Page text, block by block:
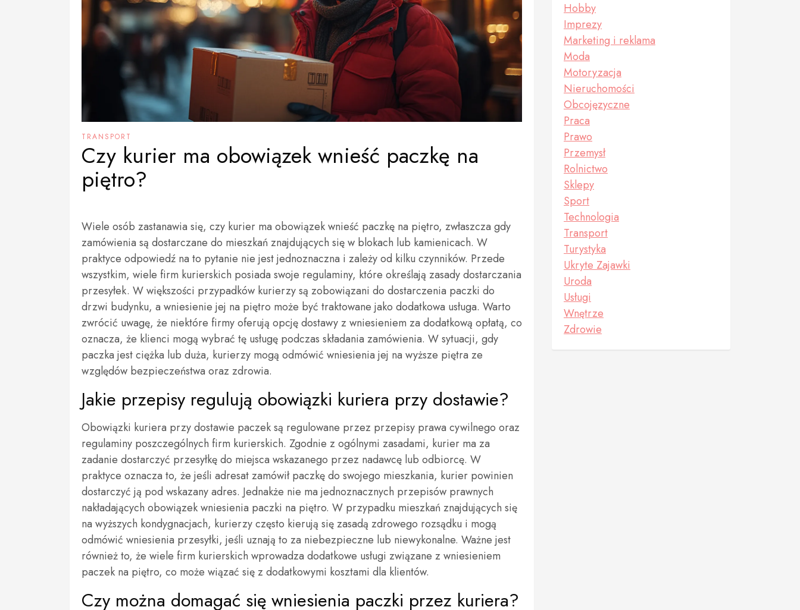
TRANSPORT
Czy kurier ma obowiązek wnieść paczkę na
piętro?
Wiele osób zastanawia się, czy kurier ma obowiązek wnieść paczkę na piętro, zwłaszcza gdy
zamówienia są dostarczane do mieszkań znajdujących się w blokach lub kamienicach. W
praktyce odpowiedź na to pytanie nie jest jednoznaczna i zależy od kilku czynników. Przede
wszystkim, wiele firm kurierskich posiada swoje regulaminy, które określają zasady dostarczania
przesyłek. W większości przypadków kurierzy są zobowiązani do dostarczenia paczki do
drzwi budynku, a wniesienie jej na piętro może być traktowane jako dodatkowa usługa. Warto
zwrócić uwagę, że niektóre firmy oferują opcję dostawy z wniesieniem za dodatkową opłatą, co
oznacza, że klienci mogą wybrać tę usługę podczas składania zamówienia. W sytuacji, gdy
paczka jest ciężka lub duża, kurierzy mogą odmówić wniesienia jej na wyższe piętra ze
względów bezpieczeństwa oraz zdrowia.
Jakie przepisy regulują obowiązki kuriera przy dostawie?
Obowiązki kuriera przy dostawie paczek są regulowane przez przepisy prawa cywilnego oraz
regulaminy poszczególnych firm kurierskich. Zgodnie z ogólnymi zasadami, kurier ma za
zadanie dostarczyć przesyłkę do miejsca wskazanego przez nadawcę lub odbiorcę. W
praktyce oznacza to, że jeśli adresat zamówił paczkę do swojego mieszkania, kurier powinien
dostarczyć ją pod wskazany adres. Jednakże nie ma jednoznacznych przepisów prawnych
nakładających obowiązek wniesienia paczki na piętro. W przypadku mieszkań znajdujących się
na wyższych kondygnacjach, kurierzy często kierują się zasadą zdrowego rozsądku i mogą
odmówić wniesienia przesyłki, jeśli uznają to za niebezpieczne lub niewykonalne. Ważne jest
również to, że wiele firm kurierskich wprowadza dodatkowe usługi związane z wniesieniem
paczek na piętro, co może wiązać się z dodatkowymi kosztami dla klientów.
Czy można domagać się wniesienia paczki przez kuriera?
Hobby
Imprezy
Marketing i reklama
Moda
Motoryzacja
Nieruchomości
Obcojęzyczne
Praca
Prawo
Przemysł
Rolnictwo
Sklepy
Sport
Technologia
Transport
Turystyka
Ukryte Zajawki
Uroda
Usługi
Wnętrze
Zdrowie